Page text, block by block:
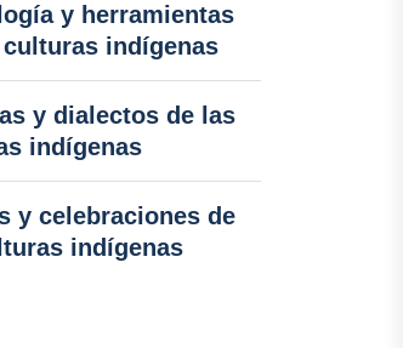
y herramientas
indígenas
y dialectos de las
indígenas
y celebraciones de
indígenas